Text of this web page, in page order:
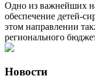
Одно из важнейших
обеспечение детей-
этом направлении
регионального
Новости